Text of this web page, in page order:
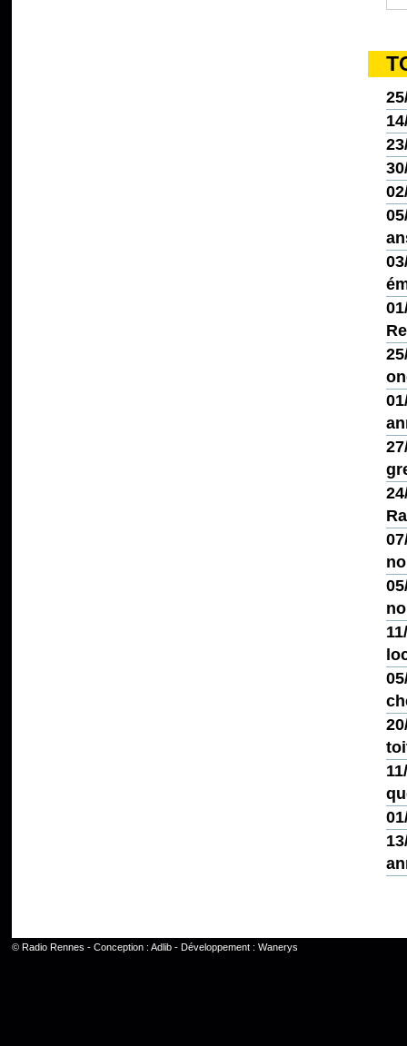
© Radio Rennes - Conception : Adlib- Développement : Wanerys